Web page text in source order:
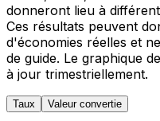
donneront lieu à
Ces résultats peuvent
d'économies réelles et
de guide. Le graphique
à jour trimestriellement.
Taux Valeur convertie